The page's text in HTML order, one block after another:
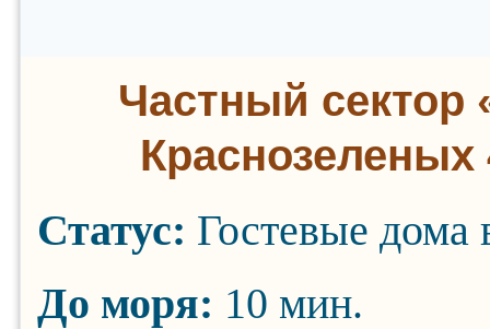
Частный сектор
Краснозеленых
Статус: Гостевые дома
До моря: 10 мин.